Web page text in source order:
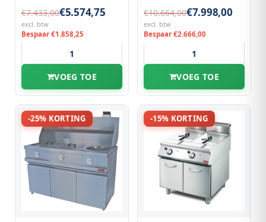
€7.433,00€5.574,75
excl. btw
Bespaar €1.858,25
VOEG TOE
€10.664,00€7.998,00
excl. btw
Bespaar €2.666,00
VOEG TOE
-25% KORTING -15% KORTING